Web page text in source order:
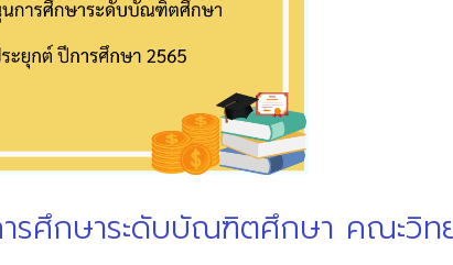
รศึกษาระดับบัณฑิตศึกษา คณะวิท